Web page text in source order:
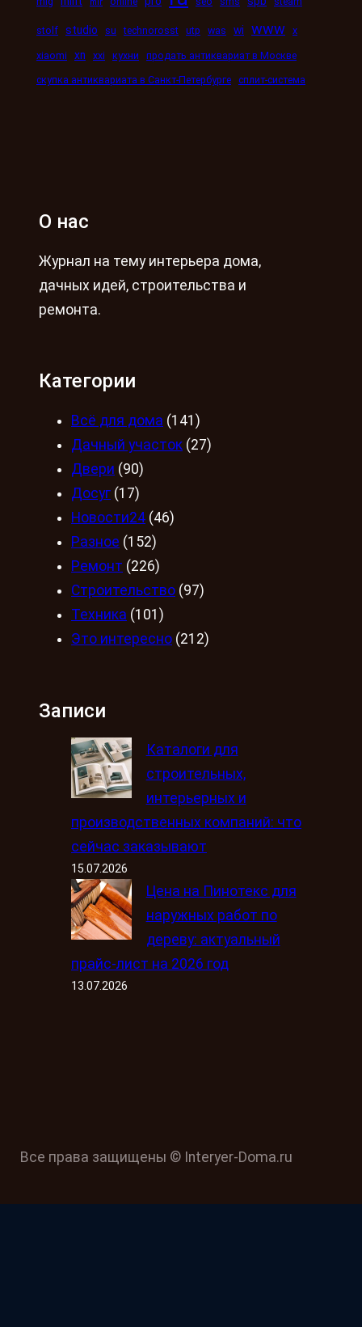
stolf studio su technorosst utp was wi www x
xiaomi xn xxi кухни
продать антиквариат в Москве
скупка антиквариата в Санкт-Петербурге сплит-система
О нас
Журнал на тему интерьера дома,
дачных идей, строительства и
ремонта.
Категории
Всё для дома (141)
Дачный участок (27)
Двери (90)
Досуг (17)
Новости24 (46)
Разное (152)
Ремонт (226)
Строительство (97)
Техника (101)
Это интересно (212)
Записи
Каталоги для
строительных,
интерьерных и
производственных компаний: что
сейчас заказывают
15.07.2026
Цена на Пинотекс для
наружных работ по
дереву: актуальный
прайс-лист на 2026 год
13.07.2026
Все права защищены © Interyer-Doma.ru